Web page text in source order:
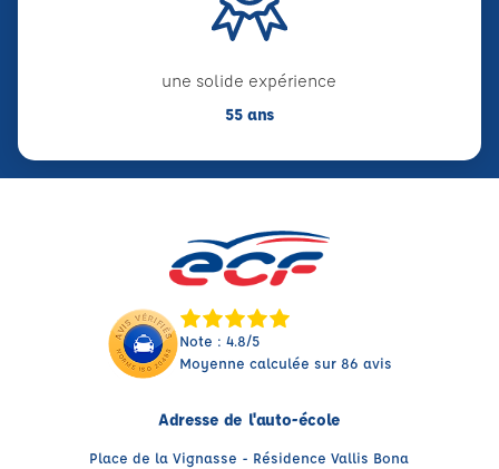
une solide expérience
55 ans
Note : 4.8/5
Moyenne calculée sur 86 avis
Adresse de l'auto-école
Place de la Vignasse - Résidence Vallis Bona